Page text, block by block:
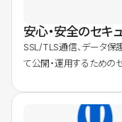
安心・安全のセキ
SSL/TLS通信、データ保
て公開・運用するための